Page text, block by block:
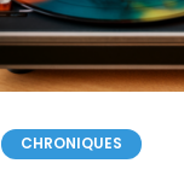
CHRONIQUES